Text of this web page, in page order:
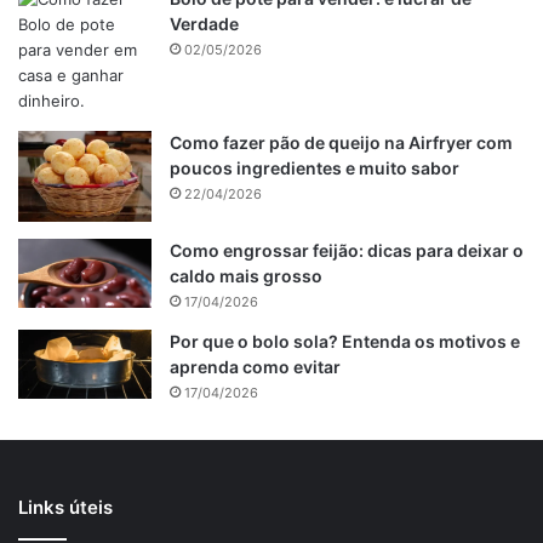
Coloque em um refratário, se quiser um queijinho por
Gostou? Siga o
Verdade
02/05/2026
Como fazer pão de queijo na Airfryer com
poucos ingredientes e muito sabor
22/04/2026
Como engrossar feijão: dicas para deixar o
caldo mais grosso
17/04/2026
Por que o bolo sola? Entenda os motivos e
aprenda como evitar
17/04/2026
Links úteis